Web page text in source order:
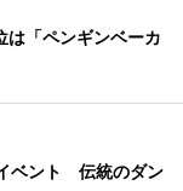
は「ペンギンベーカ
ベント 伝統のダン